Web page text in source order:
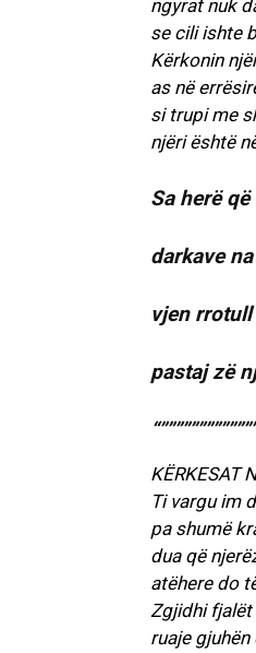
ngyrat nuk
se cili ishte
Kërkonin
as në
si trupi me
njëri është
Sa herë
darkave
vjen
pastaj zë
KËRKESAT
Ti vargu im
pa shumë
dua që
atëhere do
Zgjidhi fjalët
ruaje